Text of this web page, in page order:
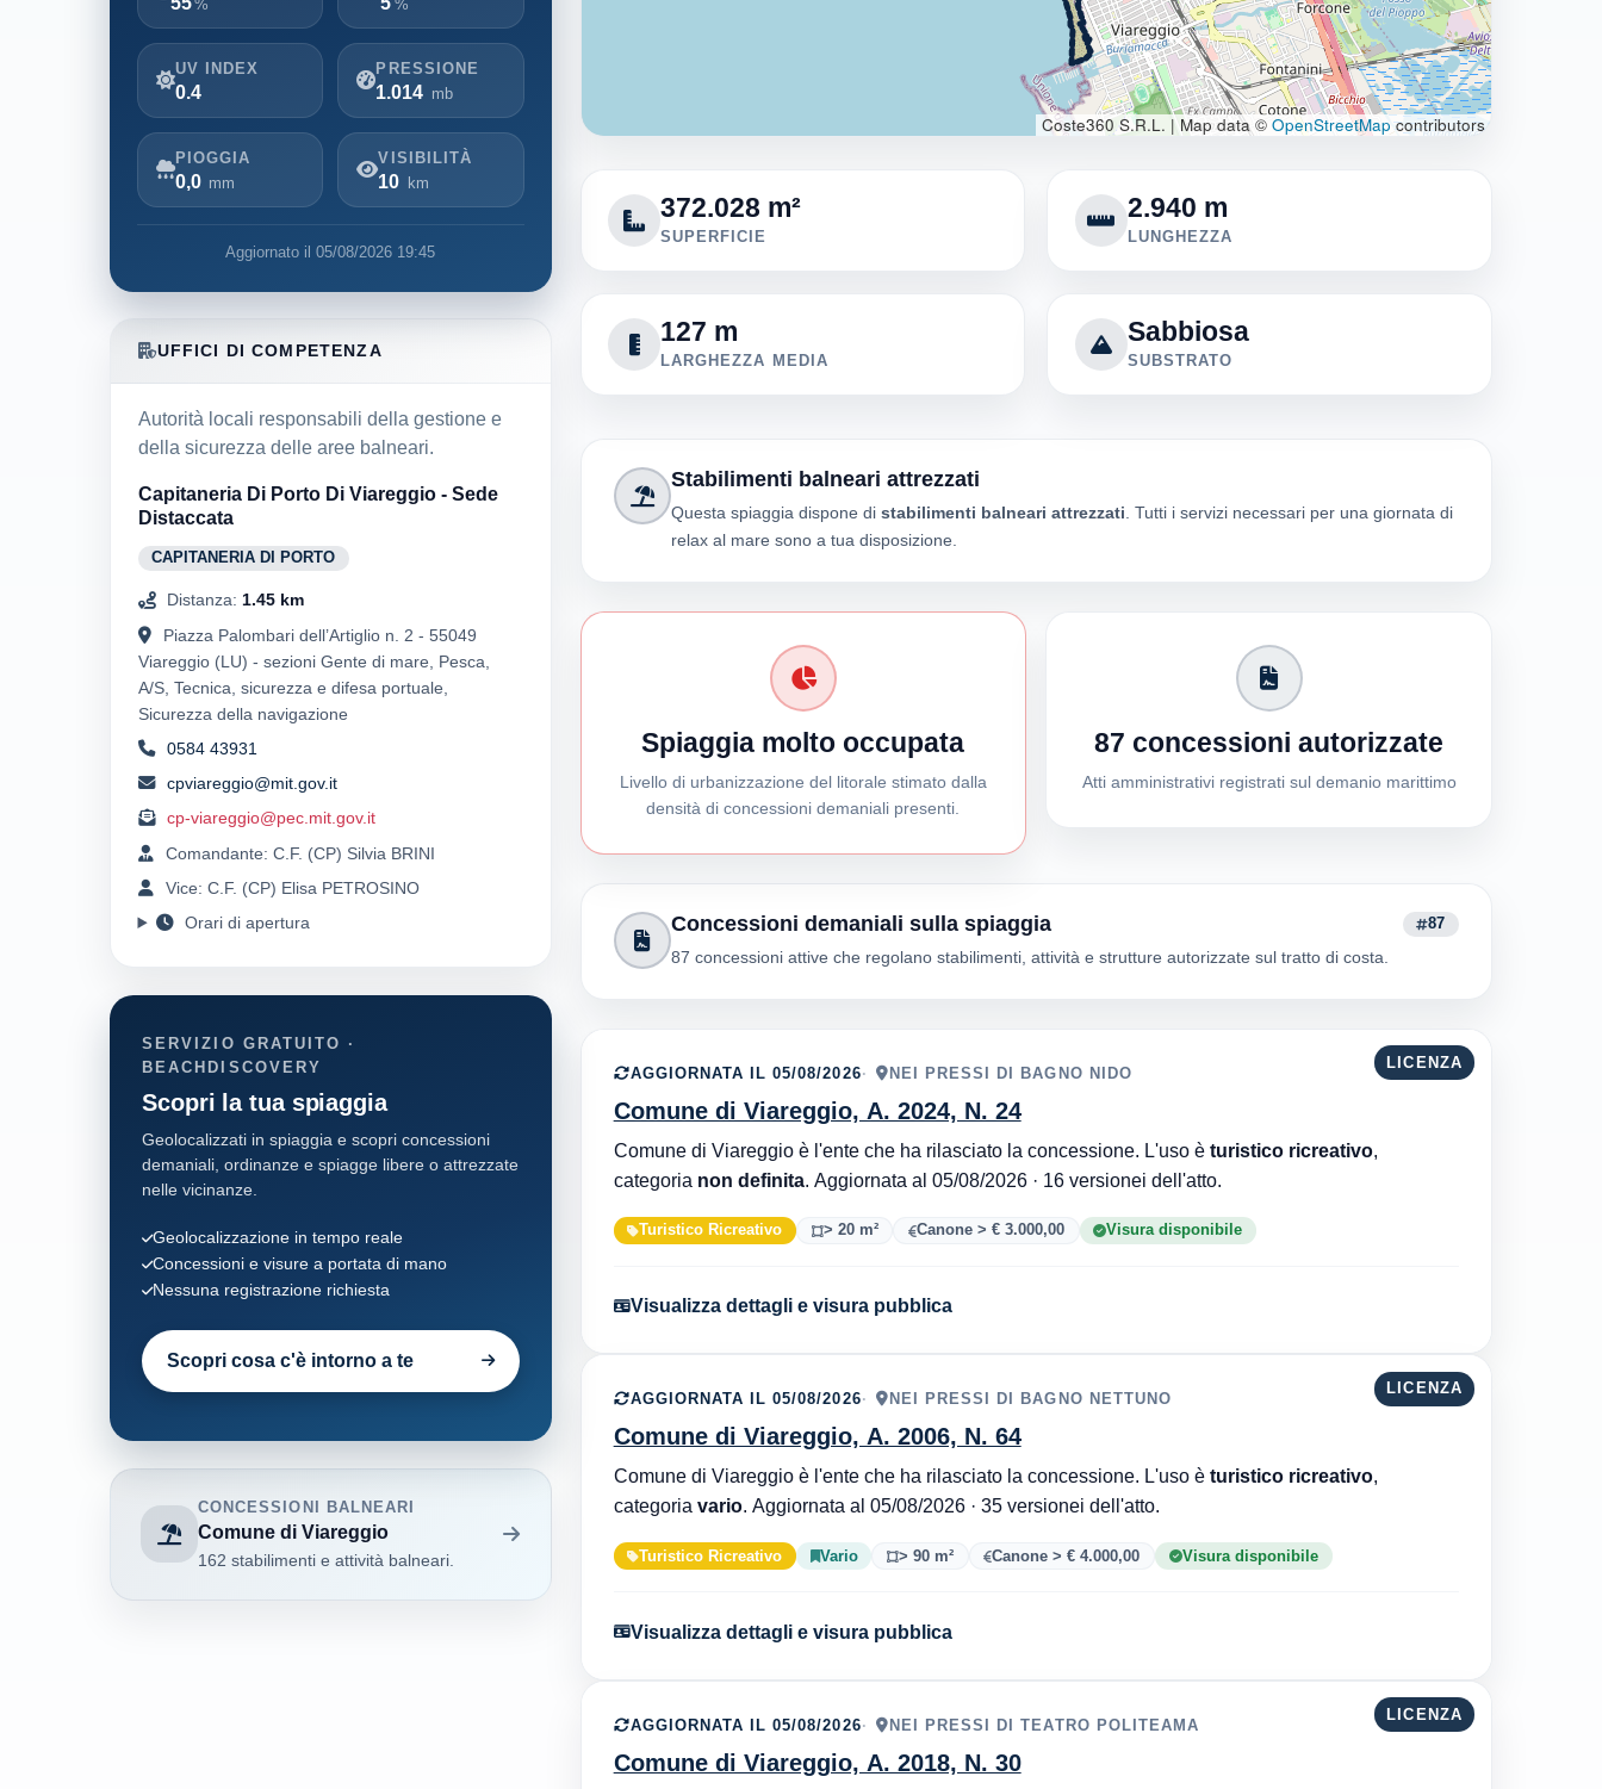
Coste360 S.R.L. |Map data © OpenStreetMapcontributors
372.028 m²
SUPERFICIE
2.940 m
LUNGHEZZA
127 m
LARGHEZZA MEDIA
Sabbiosa
SUBSTRATO
Stabilimenti balneari attrezzati
Questa spiaggia dispone di stabilimenti balneari attrezzati . Tutti i servizi necessari per una giornata di
relax al mare sono a tua disposizione.
Spiaggia molto occupata
Livello di urbanizzazione del litorale stimato dalla
densità di concessioni demaniali presenti.
87 concessioni autorizzate
Atti amministrativi registrati sul demanio marittimo
Concessioni demaniali sulla spiaggia
87 concessioni attive che regolano stabilimenti, attività e strutture autorizzate sul tratto di costa.
87
LICENZA
AGGIORNATA IL 05/08/2026 NEI PRESSI DI BAGNO NIDO
Comune di Viareggio, A. 2024, N. 24
Comune di Viareggio è l'ente che ha rilasciato la concessione. L'uso è turistico ricreativo,
categoria non definita . Aggiornata al 05/08/2026 · 16 versionei dell'atto.
Turistico Ricreativo > 20 m² Canone > € 3.000,00 Visura disponibile
Visualizza dettagli e visura pubblica
LICENZA
AGGIORNATA IL 05/08/2026 NEI PRESSI DI BAGNO NETTUNO
Comune di Viareggio, A. 2006, N. 64
Comune di Viareggio è l'ente che ha rilasciato la concessione. L'uso è turistico ricreativo,
categoria vario . Aggiornata al 05/08/2026 · 35 versionei dell'atto.
Turistico Ricreativo Vario > 90 m² Canone > € 4.000,00 Visura disponibile
Visualizza dettagli e visura pubblica
LICENZA
AGGIORNATA IL 05/08/2026 NEI PRESSI DI TEATRO POLITEAMA
Comune di Viareggio, A. 2018, N. 30
% %
UV INDEX
0.4
PRESSIONE
1.014 mb
PIOGGIA
0,0 mm
VISIBILITÀ
10 km
Aggiornato il 05/08/2026 19:45
UFFICI DI COMPETENZA
Autorità locali responsabili della gestione e
della sicurezza delle aree balneari.
Capitaneria Di Porto Di Viareggio - Sede
Distaccata
CAPITANERIA DI PORTO
Distanza: 1.45 km
Piazza Palombari dell’Artiglio n. 2 - 55049
Viareggio (LU) - sezioni Gente di mare, Pesca,
A/S, Tecnica, sicurezza e difesa portuale,
Sicurezza della navigazione
0584 43931
cpviareggio@mit.gov.it
cp-viareggio@pec.mit.gov.it
Comandante: C.F. (CP) Silvia BRINI
Vice: C.F. (CP) Elisa PETROSINO
Orari di apertura
SERVIZIO GRATUITO ·
BEACHDISCOVERY
Scopri la tua spiaggia
Geolocalizzati in spiaggia e scopri concessioni
demaniali, ordinanze e spiagge libere o attrezzate
nelle vicinanze.
Geolocalizzazione in tempo reale
Concessioni e visure a portata di mano
Nessuna registrazione richiesta
Scopri cosa c'è intorno a te
CONCESSIONI BALNEARI
Comune di Viareggio
162 stabilimenti e attività balneari.